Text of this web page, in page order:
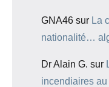
GNA46 sur La
nationalité…
Dr Alain G. sur
incendiaires